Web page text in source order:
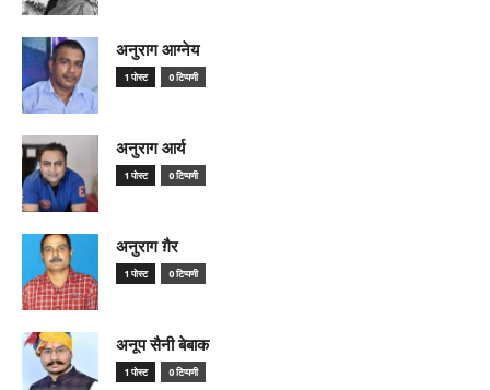
अनुराग आग्नेय
1 पोस्ट 0 टिप्पणी
अनुराग आर्य
1 पोस्ट 0 टिप्पणी
अनुराग ग़ैर
1 पोस्ट 0 टिप्पणी
अनूप सैनी बेबाक
1 पोस्ट 0 टिप्पणी